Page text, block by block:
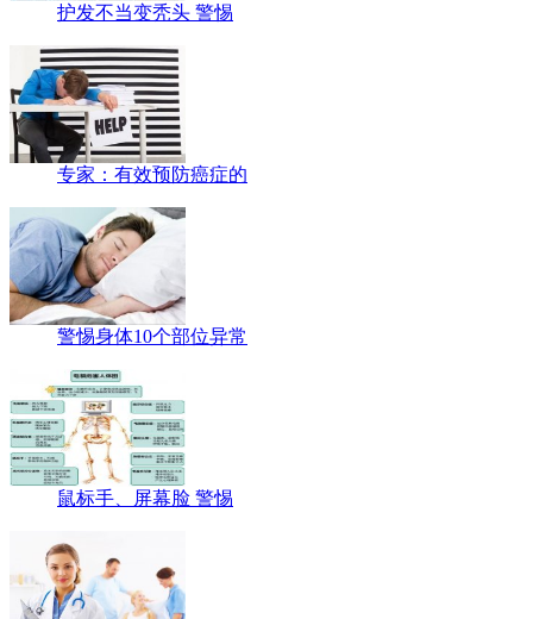
护发不当变秃头 警惕
专家：有效预防癌症的
警惕身体10个部位异常
鼠标手、屏幕脸 警惕